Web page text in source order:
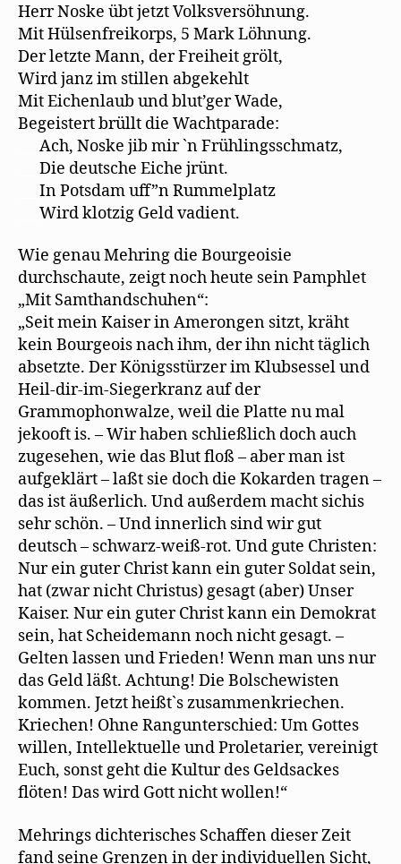
Herr Noske übt jetzt Volksversöhnung.
Mit Hülsenfreikorps, 5 Mark Löhnung.
Der letzte Mann, der Freiheit grölt,
Wird janz im stillen abgekehlt
Mit Eichenlaub und blut’ger Wade,
Begeistert brüllt die Wachtparade:
Ach, Noske jib mir `n Frühlingsschmatz,
Die deutsche Eiche jrünt.
In Potsdam uff”n Rummelplatz
Wird klotzig Geld vadient.
Wie genau Mehring die Bourgeoisie
durchschaute, zeigt noch heute sein Pamphlet
„Mit Samthandschuhen“:
„Seit mein Kaiser in Amerongen sitzt, kräht
kein Bourgeois nach ihm, der ihn nicht täglich
absetzte. Der Königsstürzer im Klubsessel und
Heil-dir-im-Siegerkranz auf der
Grammophonwalze, weil die Platte nu mal
jekooft is. – Wir haben schließlich doch auch
zugesehen, wie das Blut floß – aber man ist
aufgeklärt – laßt sie doch die Kokarden tragen –
das ist äußerlich. Und außerdem macht sichis
sehr schön. – Und innerlich sind wir gut
deutsch – schwarz-weiß-rot. Und gute Christen:
Nur ein guter Christ kann ein guter Soldat sein,
hat (zwar nicht Christus) gesagt (aber) Unser
Kaiser. Nur ein guter Christ kann ein Demokrat
sein, hat Scheidemann noch nicht gesagt. –
Gelten lassen und Frieden! Wenn man uns nur
das Geld läßt. Achtung! Die Bolschewisten
kommen. Jetzt heißt`s zusammenkriechen.
Kriechen! Ohne Rangunterschied: Um Gottes
willen, Intellektuelle und Proletarier, vereinigt
Euch, sonst geht die Kultur des Geldsackes
ﬂöten! Das wird Gott nicht wollen!“
Mehrings dichterisches Schaffen dieser Zeit
fand seine Grenzen in der individuellen Sicht,